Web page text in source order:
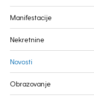
Manifestacije
Nekretnine
Novosti
Obrazovanje